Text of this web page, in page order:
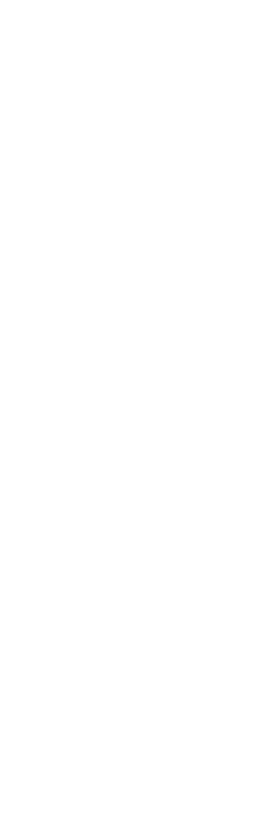
prioridad es evitar
carreteras
No se han
orografía del
El desprendimiento
calzada, rompiendo
viaducto, que ha
reducida a un solo
acumulación de
Debido a la compleja
descartado la
hasta que se
no se retire el
no podrá reabrirse al